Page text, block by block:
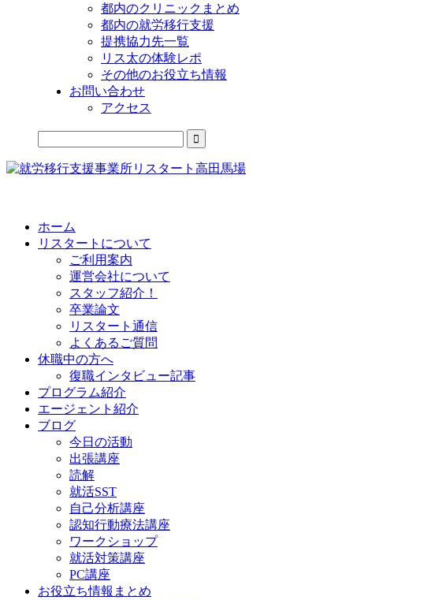
都内のクリニックまとめ
都内の就労移行支援
提携協力先一覧
リス太の体験レポ
その他のお役立ち情報
お問い合わせ
アクセス
ホーム
リスタートについて
ご利用案内
運営会社について
スタッフ紹介！
卒業論文
リスタート通信
よくあるご質問
休職中の方へ
復職インタビュー記事
プログラム紹介
エージェント紹介
ブログ
今日の活動
出張講座
読解
就活SST
自己分析講座
認知行動療法講座
ワークショップ
就活対策講座
PC講座
お役立ち情報まとめ